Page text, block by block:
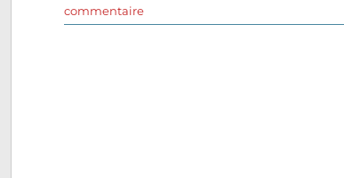
commentairesur
Soeurs